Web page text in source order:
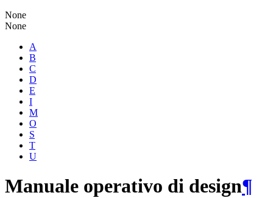
None
None
A
B
C
D
E
I
M
O
S
T
U
Manuale operativo di design¶